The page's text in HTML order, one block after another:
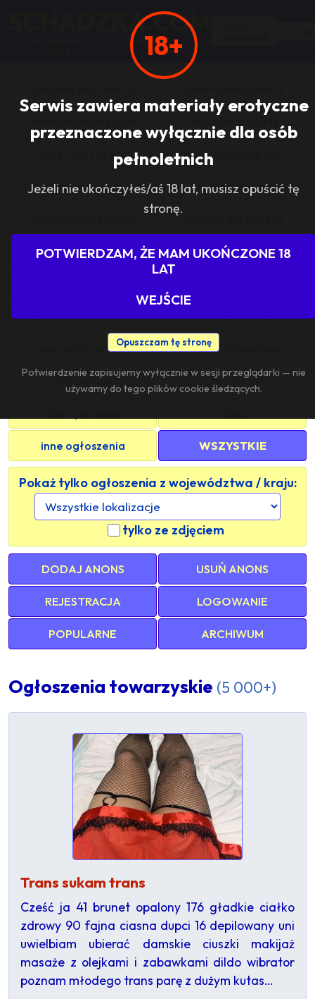
18+
Serwis zawiera materiały erotyczne
przeznaczone wyłącznie dla osób
pełnoletnich
Jeżeli nie ukończyłeś/aś 18 lat, musisz opuścić tę
stronę.
POTWIERDZAM, ŻE MAM UKOŃCZONE 18
LAT
WEJŚCIE
Opuszczam tę stronę
Potwierdzenie zapisujemy wyłącznie w sesji przeglądarki — nie
używamy do tego plików cookie śledzących.
SCHADZKA.COM
267 049 anonsów, 351 993 użytkowników,
facet dla faceta matrymonialne pan
zasponsoruj panią sponsor dla pani
sponsoring grupy agencje towarzyskie
grupowo i odlotowo grupa szuka pani
pan szuka grupy znajomość sieciowa
s/m - grupy s/m - panie
inne ogłoszenia WSZYSTKIE
Pokaż tylko ogłoszenia z województwa / kraju:
tylko ze zdjęciem
DODAJ ANONS USUŃ ANONS
REJESTRACJA LOGOWANIE
POPULARNE ARCHIWUM
Ogłoszenia towarzyskie (5 000+)
Trans sukam trans
Cześć ja 41 brunet opalony 176 gładkie ciałko
zdrowy 90 fajna ciasna dupci 16 depilowany uni
uwielbiam ubierać damskie ciuszki makijaż
masaże z olejkami i zabawkami dildo wibrator
poznam młodego trans parę z dużym kutas…